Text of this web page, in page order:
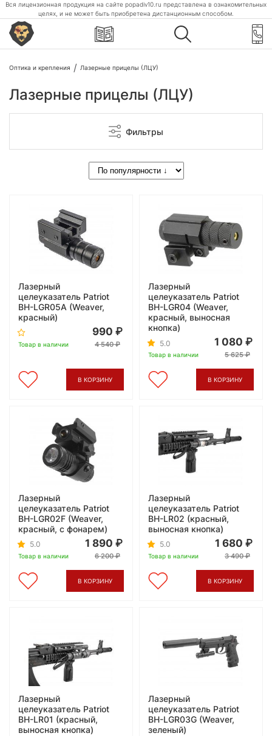
Вся лицензионная продукция на сайте popadiv10.ru представлена в ознакомительных
целях, и не может быть приобретена дистанционным способом.
Оптика и крепления Лазерные прицелы (ЛЦУ)
Лазерные прицелы (ЛЦУ)
Фильтры
Лазерный
целеуказатель Patriot
BH-LGR05A (Weaver,
красный)
Товар в наличии
990
4 540
В КОРЗИНУ
Лазерный
целеуказатель Patriot
BH-LGR04 (Weaver,
красный, выносная
кнопка)
5.0
Товар в наличии
1 080
5 625
В КОРЗИНУ
Лазерный
целеуказатель Patriot
BH-LGR02F (Weaver,
красный, с фонарем)
5.0
Товар в наличии
1 890
6 200
В КОРЗИНУ
Лазерный
целеуказатель Patriot
BH-LR02 (красный,
выносная кнопка)
5.0
Товар в наличии
1 680
3 490
В КОРЗИНУ
Лазерный
целеуказатель Patriot
BH-LR01 (красный,
выносная кнопка)
Лазерный
целеуказатель Patriot
BH-LGR03G (Weaver,
зеленый)